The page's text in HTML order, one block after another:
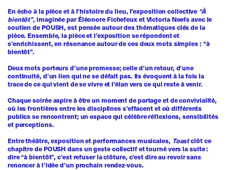
En écho à la pièce et à l’histoire du lieu, l’exposition collective “À
bientôt”, imaginée par Éléonore Fichefeux et Victoria Neefs avec le
soutien de POUSH, est pensée autour des thématiques clés de la
pièce. Ensemble, la pièce et l’exposition se répondent et
s’enrichissent, en résonance autour de ces deux mots simples : “à
bientôt”.
Deux mots porteurs d’une promesse; celle d’un retour, d’une
continuité, d’un lien qui ne se défait pas. Ils évoquent à la fois la
trace de ce qui vient de se vivre et l’élan vers ce qui reste à venir.
Chaque soirée aspire à être un moment de partage et de convivialité,
où les frontières entre les disciplines s’effacent et où différents
publics se rencontrent; un espace qui célèbre réflexions, sensibilités
et perceptions.
Entre théâtre, exposition et performances musicales, Toastclôt ce
chapitre de POUSH dans un geste collectif et tourné vers la suite :
dire “à bientôt”, c’est refuser la clôture, c’est dire au revoir sans
renoncer à l’idée d’un prochain rendez-vous.